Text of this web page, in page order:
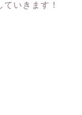
いきます！